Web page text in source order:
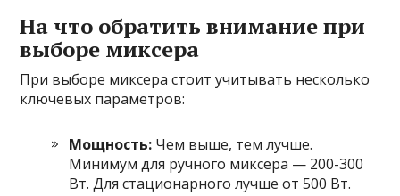
На что обратить внимание при
выборе миксера
При выборе миксера стоит учитывать несколько
ключевых параметров:
Мощность: Чем выше, тем лучше.
Минимум для ручного миксера — 200-300
Вт. Для стационарного лучше от 500 Вт.